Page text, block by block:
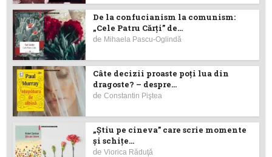
De la confucianism la comunism:
„Cele Patru Cărți” de...
de Mihaela Pascu-Oglindă
Câte decizii proaste poţi lua din
dragoste? – despre...
deConstantin Piştea
„Știu pe cineva” care scrie momente
și schițe...
deViorica Răduţă